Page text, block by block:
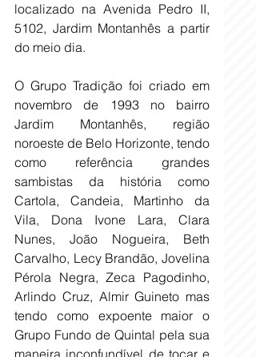
localizado na Avenida Pedro II,
5102, Jardim Montanhês a partir
do meio dia.
O Grupo Tradição foi criado em
novembro de 1993 no bairro
Jardim Montanhês, região
noroeste de Belo Horizonte, tendo
como referência grandes
sambistas da história como
Cartola, Candeia, Martinho da
Vila, Dona Ivone Lara, Clara
Nunes, João Nogueira, Beth
Carvalho, Lecy Brandão, Jovelina
Pérola Negra, Zeca Pagodinho,
Arlindo Cruz, Almir Guineto mas
tendo como expoente maior o
Grupo Fundo de Quintal pela sua
maneira inconfundível de tocar e